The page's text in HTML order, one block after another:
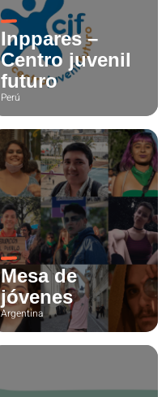
Inppares –
Centro juvenil
futuro
Perú
Mesa de
jóvenes
Argentina